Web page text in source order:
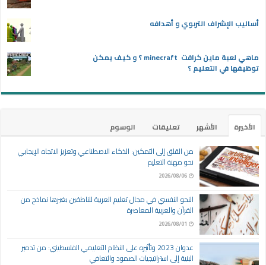
أساليب الإشراف التربوي و أهدافه
ماهي لعبة ماين كرافت minecraft ؟ و كيف يمكن
توظيفها في التعليم ؟
الأخيرة الأشهر تعليقات
الوسوم
من القلق إلى التمكين: الذكاء الاصطناعي وتعزيز الاتجاه الإيجابي
نحو مهنة التعليم
2026/08/06
النحو النفسي في مجال تعليم العربية للناطقين بغيرها نماذج من
القرآن والعربية المعاصرة
2026/08/01
عدوان 2023 وتأثيره على النظام التعليمي الفلسطيني: من تدمير
البنية إلى استراتيجيات الصمود والتعافي